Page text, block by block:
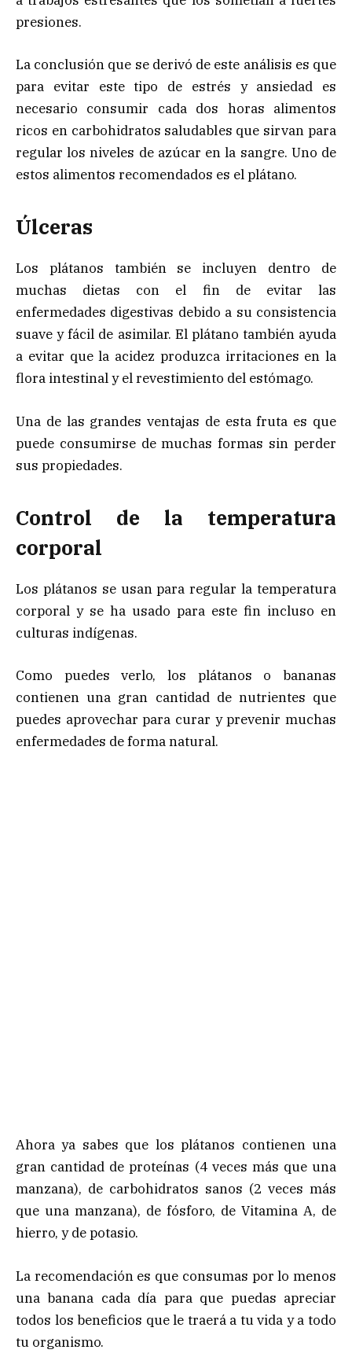
presiones.
La conclusión que se derivó de este análisis es que
para evitar este tipo de estrés y ansiedad es
necesario consumir cada dos horas alimentos
ricos en carbohidratos saludables que sirvan para
regular los niveles de azúcar en la sangre. Uno de
estos alimentos recomendados es el plátano.
Úlceras
Los plátanos también se incluyen dentro de
muchas dietas con el fin de evitar las
enfermedades digestivas debido a su consistencia
suave y fácil de asimilar. El plátano también ayuda
a evitar que la acidez produzca irritaciones en la
flora intestinal y el revestimiento del estómago.
Una de las grandes ventajas de esta fruta es que
puede consumirse de muchas formas sin perder
sus propiedades.
Control de la temperatura
corporal
Los plátanos se usan para regular la temperatura
corporal y se ha usado para este fin incluso en
culturas indígenas.
Como puedes verlo, los plátanos o bananas
contienen una gran cantidad de nutrientes que
puedes aprovechar para curar y prevenir muchas
enfermedades de forma natural.
Ahora ya sabes que los plátanos contienen una
gran cantidad de proteínas (4 veces más que una
manzana), de carbohidratos sanos (2 veces más
que una manzana), de fósforo, de Vitamina A, de
hierro, y de potasio.
La recomendación es que consumas por lo menos
una banana cada día para que puedas apreciar
todos los beneficios que le traerá a tu vida y a todo
tu organismo.